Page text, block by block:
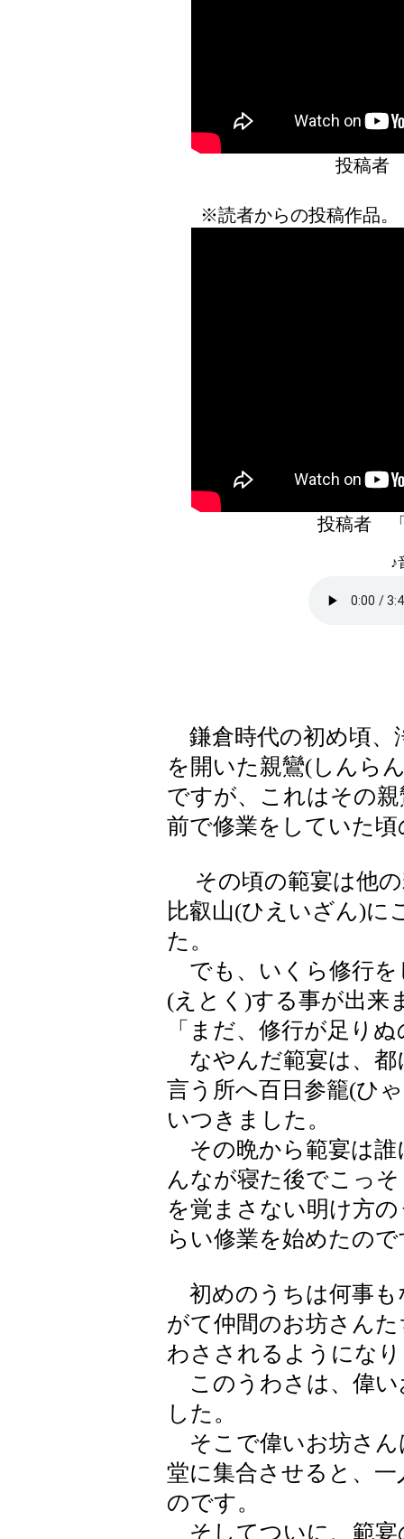
投稿者
※読者からの投稿作品
投稿者
♪
鎌倉時代の初め頃、
を開いた親鸞(しんら
ですが、これはその
前で修業をしていた
その頃の範宴は他の
比叡山(ひえいざん)に
た。
でも、いくら修行を
(えとく)する事が出来
「まだ、修行が足り
なやんだ範宴は、都
言う所へ百日参籠(ひ
いつきました。
その晩から範宴は誰
んなが寝た後でこっ
を覚まさない明け方
らい修業を始めたので
初めのうちは何事も
がて仲間のお坊さん
わさされるようにな
このうわさは、偉い
した。
そこで偉いお坊さん
堂に集合させると、
のです。
そしてついに、範宴